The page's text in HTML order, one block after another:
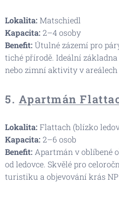
Lokalita: Matschiedl
Kapacita: 2–4 osoby
Benefit: Útulné zázemí pro
tiché přírodě. Ideální
nebo zimní aktivity v areálech
5. Apartmán
Lokalita: Flattach (blízko
Kapacita: 2–6 osob
Benefit: Apartmán v oblíbené
od ledovce. Skvělé pro
turistiku a objevování krás NP